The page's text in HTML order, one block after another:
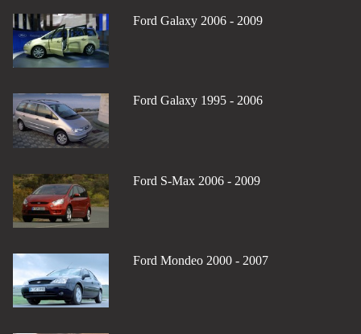
Ford Galaxy 2006 - 2009
Ford Galaxy 1995 - 2006
Ford S-Max 2006 - 2009
Ford Mondeo 2000 - 2007